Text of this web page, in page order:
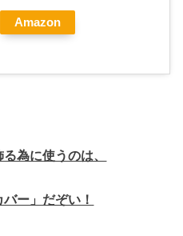
Amazon
為に使うのは、
ー」だぞい！